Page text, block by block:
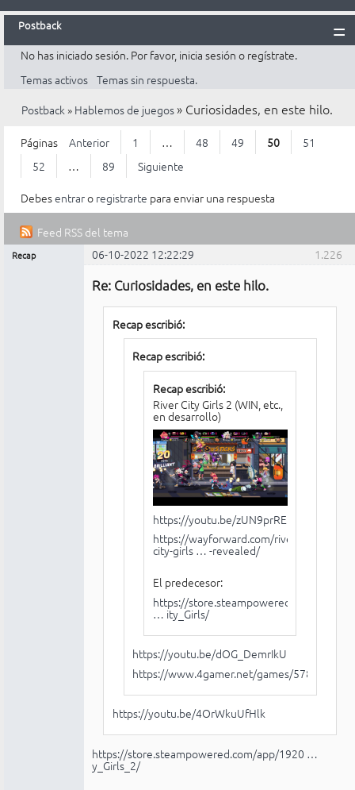
Postback
Inicio
Postback
Reglas
Búsqueda
Registrarte
Entrar
No has iniciado sesión. Por favor, inicia sesión o regístrate.
Temas activos Temas sin respuesta.
Postback» Hablemos de juegos » Curiosidades, en este hilo.
Páginas Anterior 1 … 48 49 50
51
52
… 89
Siguiente
Debesentraro registrarte para enviar una respuesta
Feed RSS del tema
1.226
Recap 06-10-2022 12:22:29
Re: Curiosidades, en este hilo.
Recap escribió:
Recap escribió:
Recap escribió:
River City Girls 2 (WIN, etc.,
en desarrollo)
https://youtu.be/zUN9prRE8LU
https://wayforward.com/river-
city-girls … -revealed/
El predecesor:
https://store.steampowered.com/app/
… ity_Girls/
https://youtu.be/dOG_DemrIkU
https://www.4gamer.net/games/578/
https://youtu.be/4OrWkuUfHlk
https://store.steampowered.com/app/1920 …
y_Girls_2/